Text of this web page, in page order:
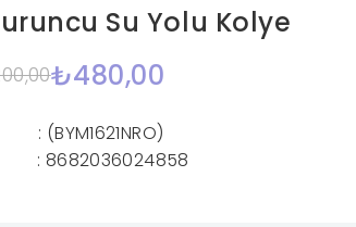
Su Yolu Kolye
₺480,00
(BYM1621NRO)
: 8682036024858